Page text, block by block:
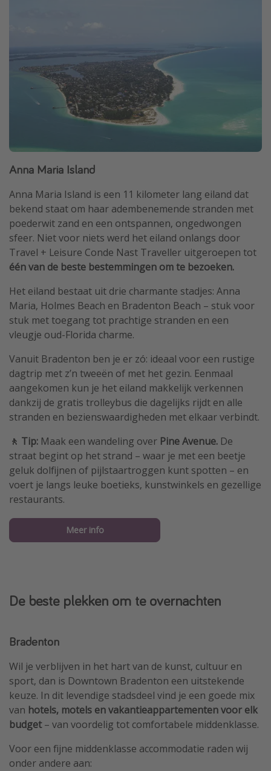
Anna Maria Island
Anna Maria Island is een 11 kilometer lang eiland dat
bekend staat om haar adembenemende stranden met
poederwit zand en een ontspannen, ongedwongen
sfeer. Niet voor niets werd het eiland onlangs door
Travel + Leisure Conde Nast Traveller uitgeroepen tot
één van de beste bestemmingen om te bezoeken.
Het eiland bestaat uit drie charmante stadjes: Anna
Maria, Holmes Beach en Bradenton Beach – stuk voor
stuk met toegang tot prachtige stranden en een
vleugje oud-Florida charme.
Vanuit Bradenton ben je er zó: ideaal voor een rustige
dagtrip met z’n tweeën of met het gezin. Eenmaal
aangekomen kun je het eiland makkelijk verkennen
dankzij de gratis trolleybus die dagelijks rijdt en alle
stranden en bezienswaardigheden met elkaar verbindt.
🚶 Tip: Maak een wandeling over Pine Avenue. De
straat begint op het strand – waar je met een beetje
geluk dolfijnen of pijlstaartroggen kunt spotten – en
voert je langs leuke boetieks, kunstwinkels en gezellige
restaurants.
Meer info
De beste plekken om te overnachten
Bradenton
Wil je verblijven in het hart van de kunst, cultuur en
sport, dan is Downtown Bradenton een uitstekende
keuze. In dit levendige stadsdeel vind je een goede mix
van hotels, motels en vakantieappartementen voor elk
budget– van voordelig tot comfortabele middenklasse.
Voor een fijne middenklasse accommodatie raden wij
onder andere aan: